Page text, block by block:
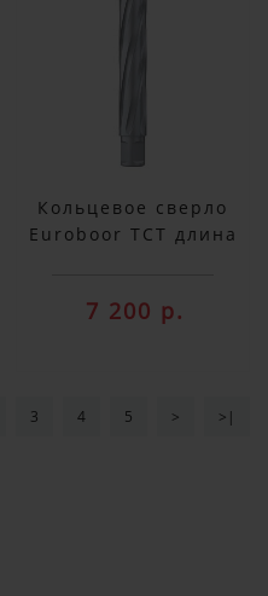
Кольцевое сверло
Euroboor TCT длина
7 200 р.
3 4 5 > >|